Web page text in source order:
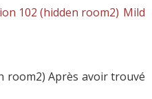
Mild
room2) Après avoir trouvé